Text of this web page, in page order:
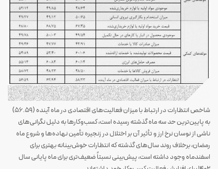
شاخص انتظارات در ارتباط با میزان فعالیت‌های اقتصادی در ماه آینده (56.59)
به پایین‌ترین حد سه ماه گذشته رسیده است، کسب‌وکارها به دلیل نگرانی‌های
ناشی از نوسان نرخ ارز و تأثیر آن بر اختلال در زنجیره تأمین نهاده‌ها و شروع ماه
رمضان، برخلاف روند سال‌های گذشته که انتظارات خوش‌بینانه بهتری برای
اسفندماه وجود داشته است، پیش‌بینی نسبتاً ضعیف‌تری برای ماه پایانی سال